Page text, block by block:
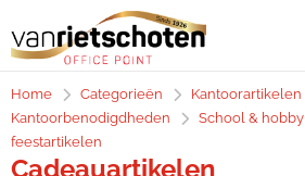
Home Categorieën
Kantoorartikelen
Kantoorbenodigdheden
School & hobby
feestartikelen
Cadeauartikelen